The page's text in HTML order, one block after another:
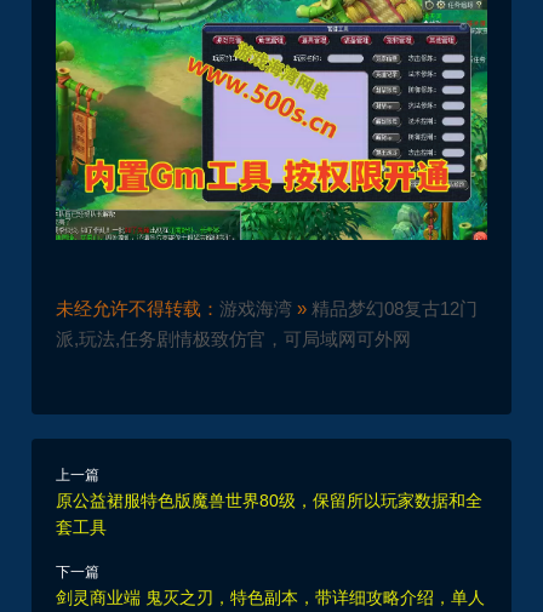
未经允许不得转载：游戏海湾 » 精品梦幻08复古12门
派,玩法,任务剧情极致仿官，可局域网可外网
上一篇
原公益裙服特色版魔兽世界80级，保留所以玩家数据和全
套工具
下一篇
剑灵商业端 鬼灭之刃，特色副本，带详细攻略介绍，单人